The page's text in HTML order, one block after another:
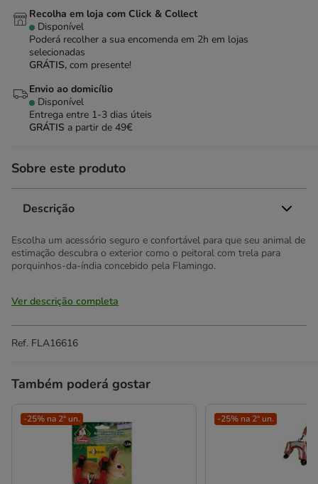
Recolha em loja com Click & Collect
Disponível
Poderá recolher a sua encomenda em 2h em lojas
selecionadas
GRÁTIS, com presente!
Envio ao domicílio
Disponível
Entrega entre 1-3 dias úteis
GRÁTIS a partir de 49€
Sobre este produto
Descrição
Escolha um acessório seguro e confortável para que seu animal de
estimação descubra o exterior como o peitoral com trela para
porquinhos-da-índia concebido pela Flamingo.
Ver descrição completa
Ref. FLA16616
Também poderá gostar
-25% na 2ª un. -25% na 2ª un.